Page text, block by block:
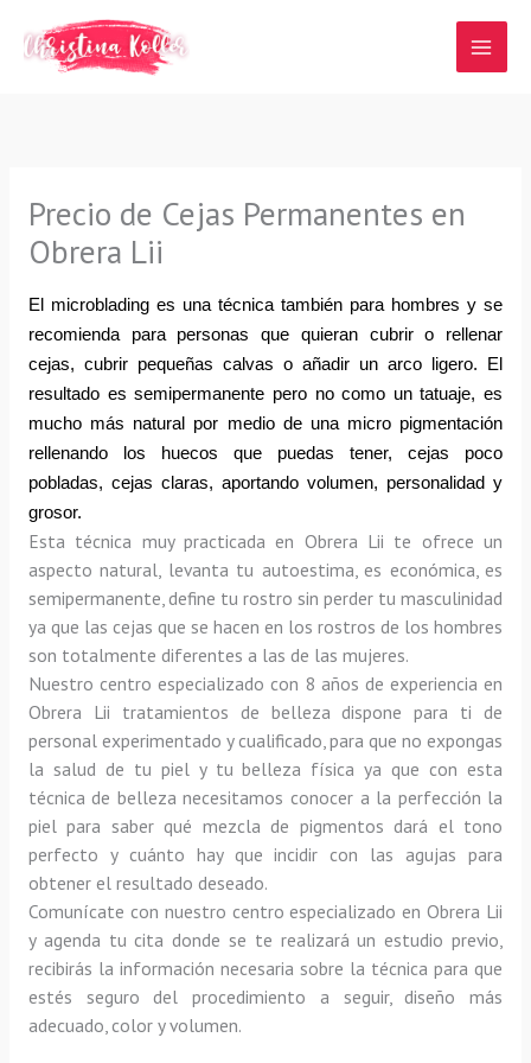
contenido
Precio de Cejas Permanentes en
Obrera Lii
El microblading es una técnica también para hombres y se
recomienda para personas que quieran cubrir o rellenar
cejas, cubrir pequeñas calvas o añadir un arco ligero. El
resultado es semipermanente pero no como un tatuaje, es
mucho más natural por medio de una micro pigmentación
rellenando los huecos que puedas tener, cejas poco
pobladas, cejas claras, aportando volumen, personalidad y
grosor.
Esta técnica muy practicada en Obrera Lii te ofrece un
aspecto natural, levanta tu autoestima, es económica, es
semipermanente, define tu rostro sin perder tu masculinidad
ya que las cejas que se hacen en los rostros de los hombres
son totalmente diferentes a las de las mujeres.
Nuestro centro especializado con 8 años de experiencia en
Obrera Lii tratamientos de belleza dispone para ti de
personal experimentado y cualificado, para que no expongas
la salud de tu piel y tu belleza física ya que con esta
técnica de belleza necesitamos conocer a la perfección la
piel para saber qué mezcla de pigmentos dará el tono
perfecto y cuánto hay que incidir con las agujas para
obtener el resultado deseado.
Comunícate con nuestro centro especializado en Obrera Lii
y agenda tu cita donde se te realizará un estudio previo,
recibirás la información necesaria sobre la técnica para que
estés seguro del procedimiento a seguir, diseño más
adecuado, color y volumen.